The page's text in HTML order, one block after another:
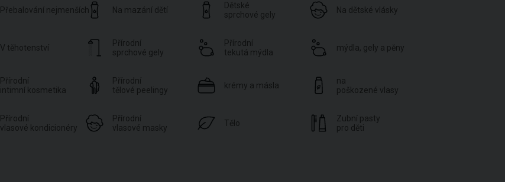
Přebalování nejmenších Na mazání dětí
Dětské
sprchové gely
Na dětské vlásky
V těhotenství
Přírodní
sprchové gely
Přírodní
tekutá mýdla
mýdla, gely a pěny
Přírodní
intimní kosmetika
Přírodní
tělové peelingy
krémy a másla
na
poškozené vlasy
Přírodní
vlasové kondicionéry
Přírodní
vlasové masky
Tělo
Zubní pasty
pro děti